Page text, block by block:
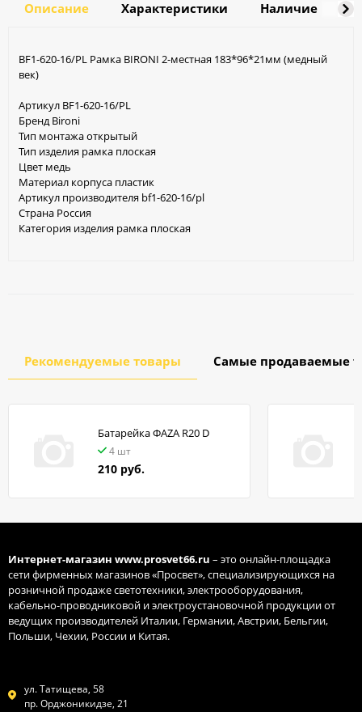
Описание Характеристики Наличие
BF1-620-16/PL Рамка BIRONI 2-местная 183*96*21мм (медный
век)
Артикул BF1-620-16/PL
Бренд Bironi
Тип монтажа открытый
Тип изделия рамка плоская
Цвет медь
Материал корпуса пластик
Артикул производителя bf1-620-16/pl
Страна Россия
Категория изделия рамка плоская
Рекомендуемые товары Самые продаваемые
Батарейка ФАZA R20 D
4 шт
210 руб.
Интернет-магазин www.prosvet66.ru – это онлайн-площадка
сети фирменных магазинов «Просвет», специализирующихся на
розничной продаже светотехники, электрооборудования,
кабельно-проводниковой и электроустановочной продукции от
ведущих производителей Италии, Германии, Австрии, Бельгии,
Польши, Чехии, России и Китая.
ул. Татищева, 58
пр. Орджоникидзе, 21